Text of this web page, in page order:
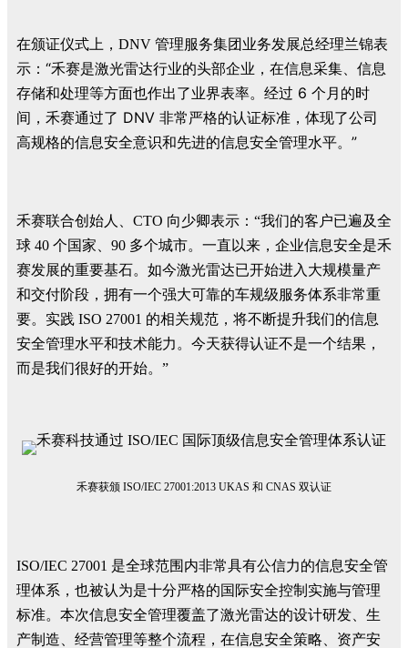
在颁证仪式上，DNV 管理服务集团业务发展总经理兰锦表
示：“禾赛是激光雷达行业的头部企业，在信息采集、信息
存储和处理等方面也作出了业界表率。经过 6 个月的时
间，禾赛通过了 DNV 非常严格的认证标准，体现了公司
高规格的信息安全意识和先进的信息安全管理水平。 ”
禾赛联合创始人、CTO 向少卿表示：“我们的客户已遍及全
球 40 个国家、90 多个城市。一直以来，企业信息安全是禾
赛发展的重要基石。如今激光雷达已开始进入大规模量产
和交付阶段，拥有一个强大可靠的车规级服务体系非常重
要。实践 ISO 27001 的相关规范，将不断提升我们的信息
安全管理水平和技术能力。今天获得认证不是一个结果，
而是我们很好的开始。”
禾赛获颁 ISO/IEC 27001:2013 UKAS 和 CNAS 双认证
ISO/IEC 27001 是全球范围内非常具有公信力的信息安全管
理体系，也被认为是十分严格的国际安全控制实施与管理
标准。本次信息安全管理覆盖了激光雷达的设计研发、生
产制造、经营管理等整个流程，在信息安全策略、资产安